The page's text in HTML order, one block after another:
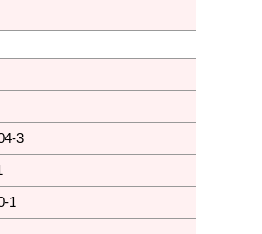
3
1